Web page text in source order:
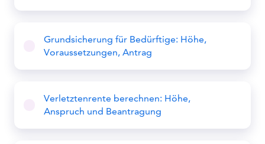
Grundsicherung für Bedürftige: Höhe,
Voraussetzungen, Antrag
Verletztenrente berechnen: Höhe,
Anspruch und Beantragung